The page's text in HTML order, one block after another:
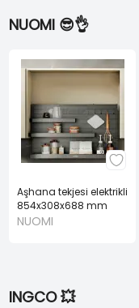
NUOMI 😎👌
Aşhana tekjesi elektrikli
854x308x688 mm
(NUOMI)
NUOMI
INGCO 💥